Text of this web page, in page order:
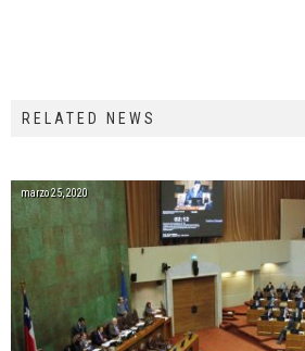
RELATED NEWS
marzo 25, 2020